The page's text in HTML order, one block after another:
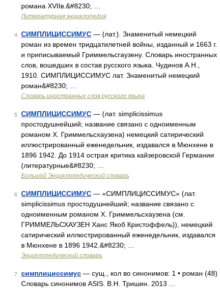
романа XVIIв.&#8230; …
Литературная энциклопедия
4 СИМПЛИЦИССИМУС — (лат.). Знаменитый немецкий
роман из времен тридцатилетней войны, изданный и 1663 г.
и приписываемый Гриммельсгаузену. Словарь иностранных
слов, вошедших в состав русского языка. Чудинов А.Н.,
1910. СИМПЛИЦИССИМУС лат. Знаменитый немецкий
роман&#8230; …
Словарь иностранных слов русского языка
5 СИМПЛИЦИССИМУС — (лат. simplicissimus
простодушнейший; название связано с одноименным
романом Х. Гриммельсхаузена) немецкий сатирический
иллюстрированный еженедельник, издавался в Мюнхене в
1896 1942. До 1914 острая критика кайзеровской Германии
(литературные&#8230; …
Большой Энциклопедический словарь
6 СИМПЛИЦИССИМУС — «СИМПЛИЦИССИМУС» (лат.
simplicissimus простодушнейший; название связано с
одноименным романом Х. Гриммельсхаузена (см.
ГРИММЕЛЬСХАУЗЕН Ханс Якоб Кристоффель)), немецкий
сатирический иллюстрированный еженедельник, издавался
в Мюнхене в 1896 1942.&#8230; …
Энциклопедический словарь
7 симплициссимус — сущ., кол во синонимов: 1 • роман (48)
Словарь синонимов ASIS. В.Н. Тришин. 2013 …